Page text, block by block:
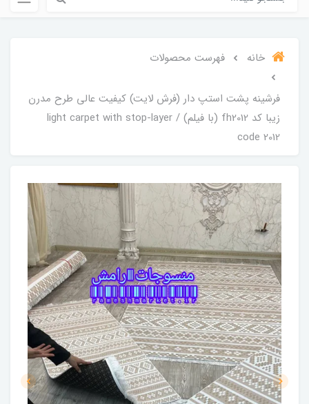
خانه فهرست محصولات
فرشینه پشت استپ دار (فرش لایت) کیفیت عالی طرح مدرن
زیبا کد fh2012 (با فیلم) / light carpet with stop-layer
code 2012